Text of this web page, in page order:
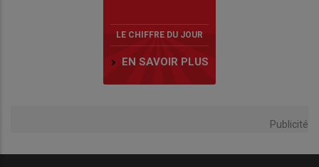
LE CHIFFRE DU JOUR
EN SAVOIR PLUS
Publicité